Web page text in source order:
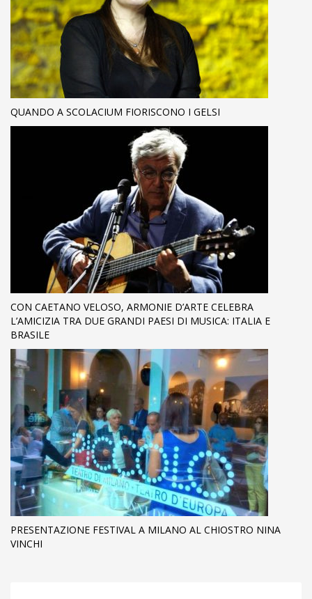
QUANDO A SCOLACIUM FIORISCONO I GELSI
CON CAETANO VELOSO, ARMONIE D’ARTE CELEBRA
L’AMICIZIA TRA DUE GRANDI PAESI DI MUSICA: ITALIA E
BRASILE
PRESENTAZIONE FESTIVAL A MILANO AL CHIOSTRO NINA
VINCHI